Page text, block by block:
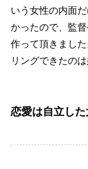
いう女性の内面
かったので、監
作って頂きまし
リングできたの
恋愛は自立し